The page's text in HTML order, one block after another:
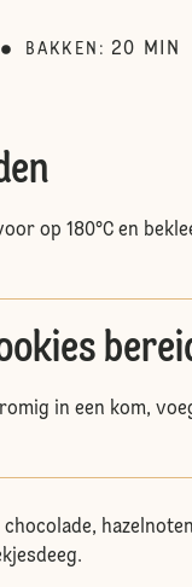
BAKKEN : 20 MIN
op 180°C en
in een kom,